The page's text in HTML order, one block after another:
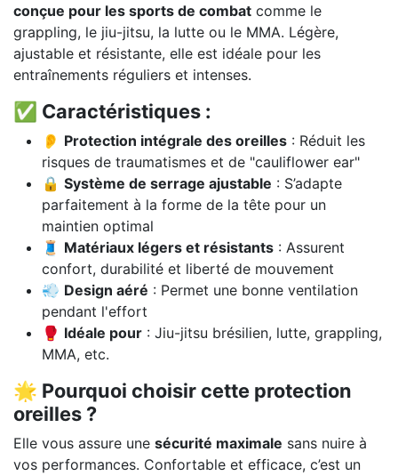
conçue pour les sports de combat comme le
grappling, le jiu-jitsu, la lutte ou le MMA. Légère,
ajustable et résistante, elle est idéale pour les
entraînements réguliers et intenses.
✅ Caractéristiques :
👂 Protection intégrale des oreilles : Réduit les
risques de traumatismes et de "cauliflower ear"
🔒 Système de serrage ajustable : S’adapte
parfaitement à la forme de la tête pour un
maintien optimal
🧵 Matériaux légers et résistants : Assurent
confort, durabilité et liberté de mouvement
💨 Design aéré : Permet une bonne ventilation
pendant l'effort
🥊 Idéale pour : Jiu-jitsu brésilien, lutte, grappling,
MMA, etc.
🌟 Pourquoi choisir cette protection
oreilles ?
Elle vous assure une sécurité maximale sans nuire à
vos performances. Confortable et efficace, c’est un